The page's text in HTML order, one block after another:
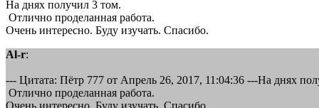
На днях получил 3 том.
Отлично проделанная работа.
Очень интересно. Буду изучать. Спасибо.
Al-r:
--- Цитата: Пётр 777 от Апрель 26, 2017, 11:04:36 ---На днях
Отлично проделанная работа.
Очень интересно. Буду изучать. Спасибо.